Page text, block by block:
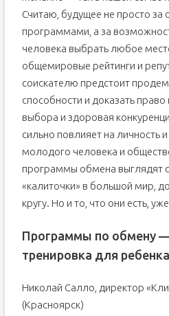
Считаю, будущее не просто за
программами, а за
человека выбрать любое
общемировые рейтинги и
соискателю предстоит
способности и доказать
выбора и здоровая
сильно повлияет на личность
молодого человека и
программы обмена выглядят
«калиточки» в большой мир,
кругу. Но и то, что они есть,
Программы по обмену
тренировка для ребенка
Николай Салло, директор
(Красноярск)